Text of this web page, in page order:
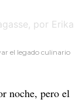
el legado culinario
noche, pero el